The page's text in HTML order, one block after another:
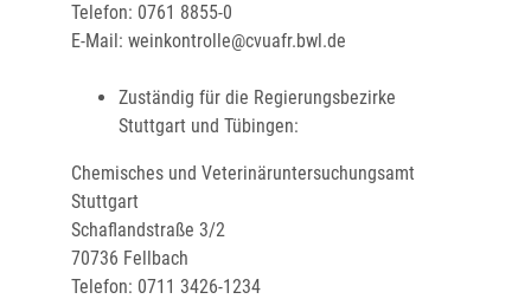
Telefon: 0761 8855-0
E-Mail: weinkontrolle@cvuafr.bwl.de
Zuständig für die Regierungsbezirke
Stuttgart und Tübingen:
Chemisches und Veterinäruntersuchungsamt
Stuttgart
Schaflandstraße 3/2
70736 Fellbach
Telefon: 0711 3426-1234